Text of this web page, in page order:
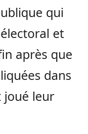
qui
et
après que
dans
joué leur